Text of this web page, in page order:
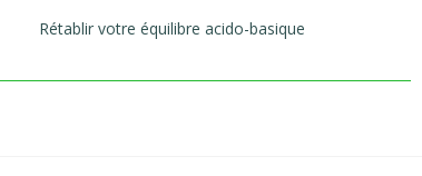
Rétablir votre équilibre acido-basique